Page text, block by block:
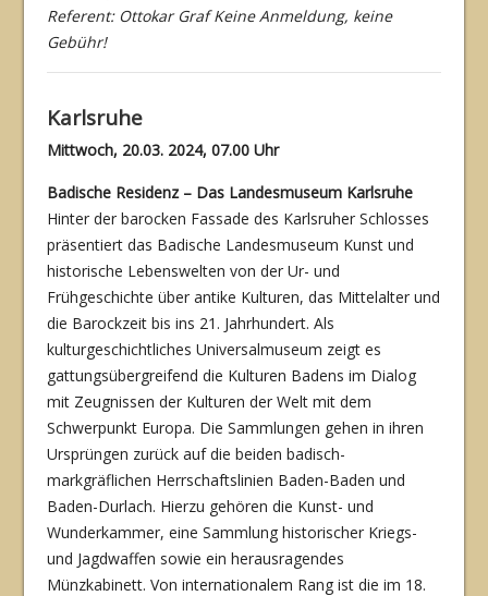
Referent: Ottokar Graf Keine Anmeldung, keine
Gebühr!
Karlsruhe
Mittwoch, 20.03. 2024, 07.00 Uhr
Badische Residenz – Das Landesmuseum Karlsruhe
Hinter der barocken Fassade des Karlsruher Schlosses
präsentiert das Badische Landesmu­seum Kunst und
historische Lebenswelten von der Ur- und
Frühgeschichte über antike Kulturen, das Mittelalter und
die Barockzeit bis ins 21. Jahrhundert. Als
kulturgeschichtli­ches Universalmuseum zeigt es
gattungsübergreifend die Kulturen Badens im Dialog
mit Zeugnissen der Kulturen der Welt mit dem
Schwerpunkt Europa. Die Sammlungen gehen in ihren
Ursprüngen zurück auf die beiden badisch-
markgräflichen Herrschaftslinien Ba­den-Baden und
Baden-Durlach. Hierzu gehören die Kunst- und
Wunderkammer, eine Sammlung historischer Kriegs-
und Jagdwaffen sowie ein herausragendes
Münzkabinett. Von internationalem Rang ist die im 18.